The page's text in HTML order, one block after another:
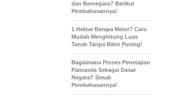
dan Bernegara? Berikut
Pembahasannya!
1 Hektar Berapa Meter? Cara
Mudah Menghitung Luas
Tanah Tanpa Bikin Pusing!
Bagaimana Proses Penetapan
Pancasila Sebagai Dasar
Negara? Simak
Pembahasannya!